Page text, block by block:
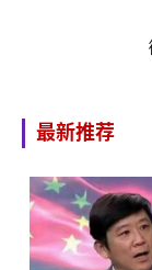
最新推荐